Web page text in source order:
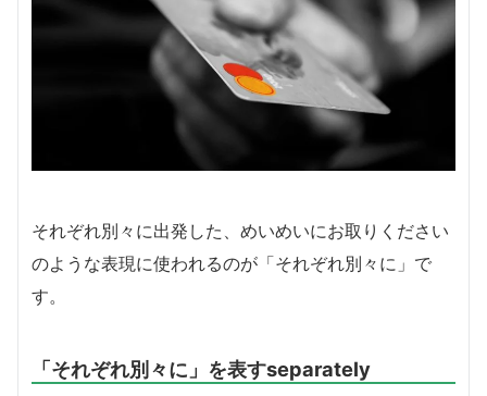
それぞれ別々に出発した、めいめいにお取りください
のような表現に使われるのが「それぞれ別々に」で
す。
「それぞれ別々に」を表すseparately